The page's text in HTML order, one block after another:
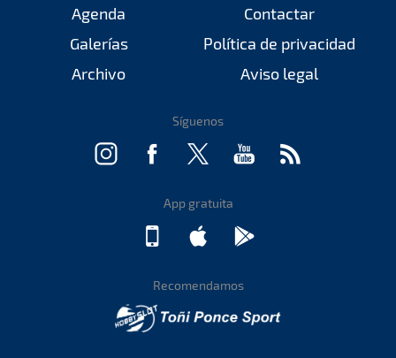
Agenda
Galerías
Archivo
Contactar
Política de privacidad
Aviso legal
Síguenos
App gratuita
Recomendamos